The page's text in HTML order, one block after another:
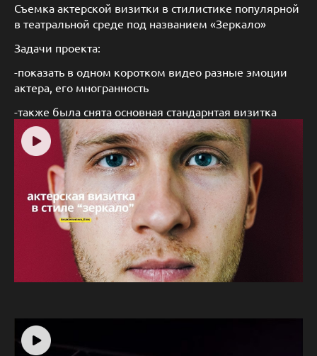
Съемка актерской визитки в стилистике популярной
в театральной среде под названием «Зеркало»
Задачи проекта:
-показать в одном коротком видео разные эмоции
актера, его многранность
-также была снята основная стандарнтая визитка